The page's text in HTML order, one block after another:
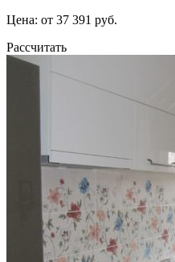
Цена: от 37 391 руб.
Рассчитать